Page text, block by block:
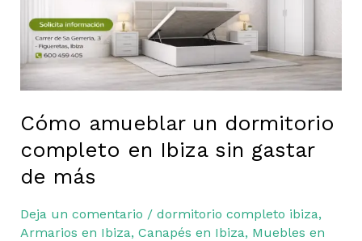
Cómo amueblar un dormitorio
completo en Ibiza sin gastar
de más
Deja un comentario / dormitorio completo ibiza,
Armarios en Ibiza, Canapés en Ibiza, Muebles en
sin
gastar
de
más